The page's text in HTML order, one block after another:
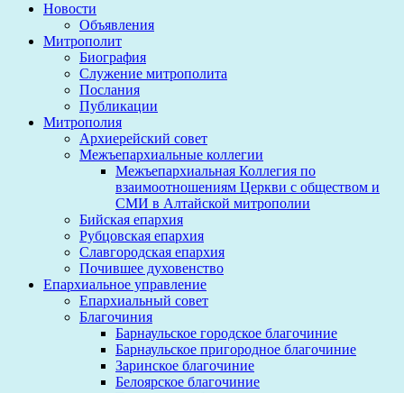
Новости
Объявления
Митрополит
Биография
Служение митрополита
Послания
Публикации
Митрополия
Архиерейский совет
Межъепархиальные коллегии
Межъепархиальная Коллегия по
взаимоотношениям Церкви с обществом и
СМИ в Алтайской митрополии
Бийская епархия
Рубцовская епархия
Славгородская епархия
Почившее духовенство
Епархиальное управление
Епархиальный совет
Благочиния
Барнаульское городское благочиние
Барнаульское пригородное благочиние
Заринское благочиние
Белоярское благочиние